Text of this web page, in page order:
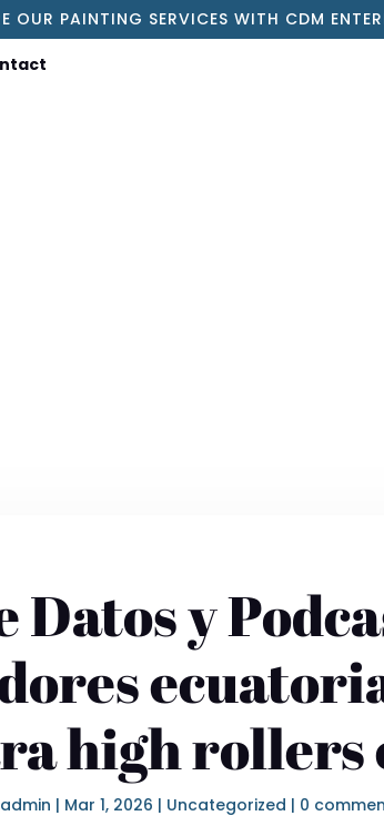
OUR PAINTING SERVICES WITH CDM
y
high rollers
admin | Mar 1, 2026 | Uncategorized | 0